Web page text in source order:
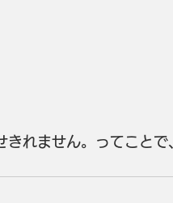
きれません。ってこと